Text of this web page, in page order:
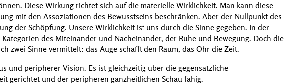
Diese Wirkung richtet sich auf die materielle Wirklichkeit. Man kann diese
mit den Assoziationen des Bewusstseins beschränken. Aber der Nullpunkt des
der Schöpfung. Unsere Wirklichkeit ist uns durch die Sinne gegeben. In der
des Miteinander und Nacheinander, der Ruhe und Bewegung. Doch die
zwei Sinne vermittelt: das Auge schafft den Raum, das Ohr die Zeit.
und peripherer Vision. Es ist gleichzeitig über die gegensätzliche
gerichtet und der peripheren ganzheitlichen Schau fähig.